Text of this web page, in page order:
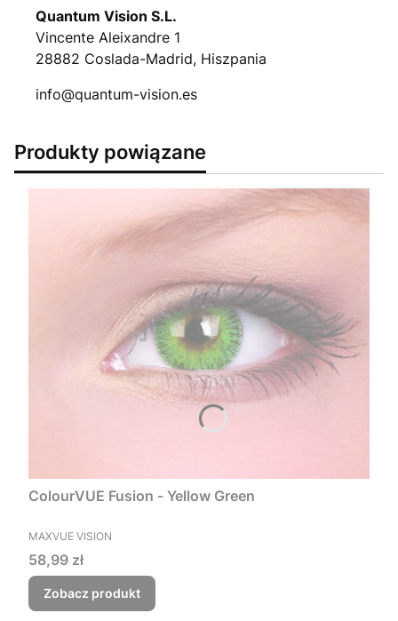
Quantum Vision S.L.
Vincente Aleixandre 1
28882 Coslada-Madrid, Hiszpania
info@quantum-vision.es
Produkty powiązane
ColourVUE Fusion - Yellow Green
PRODUCENT
MAXVUE VISION
Cena
58,99 zł
Zobacz produkt